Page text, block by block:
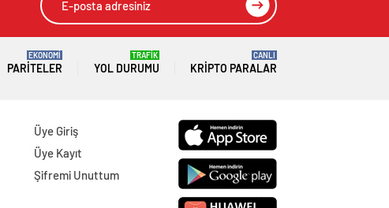
PARITELER
EKONOMİ
YOL DURUMU
TRAFİK
KRIPTO PARALAR
CANLI
Üye Giriş
Üye Kayıt
Şifremi Unuttum